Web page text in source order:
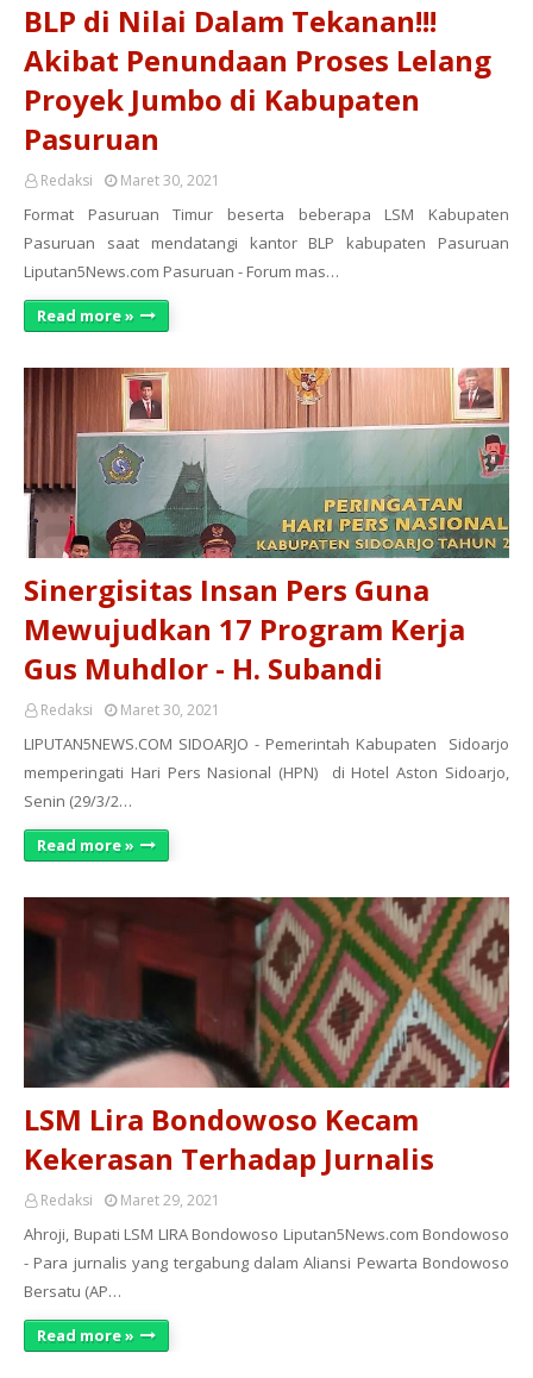
BLP di Nilai Dalam Tekanan!!!
Akibat Penundaan Proses Lelang
Proyek Jumbo di Kabupaten
Pasuruan
Redaksi Maret 30, 2021
Format Pasuruan Timur beserta beberapa LSM Kabupaten
Pasuruan saat mendatangi kantor BLP kabupaten Pasuruan
Liputan5News.com Pasuruan - Forum mas…
Read more »
Sinergisitas Insan Pers Guna
Mewujudkan 17 Program Kerja
Gus Muhdlor - H. Subandi
Redaksi Maret 30, 2021
LIPUTAN5NEWS.COM SIDOARJO - Pemerintah Kabupaten Sidoarjo
memperingati Hari Pers Nasional (HPN) di Hotel Aston Sidoarjo,
Senin (29/3/2…
Read more »
LSM Lira Bondowoso Kecam
Kekerasan Terhadap Jurnalis
Redaksi Maret 29, 2021
Ahroji, Bupati LSM LIRA Bondowoso Liputan5News.com Bondowoso
- Para jurnalis yang tergabung dalam Aliansi Pewarta Bondowoso
Bersatu (AP…
Read more »